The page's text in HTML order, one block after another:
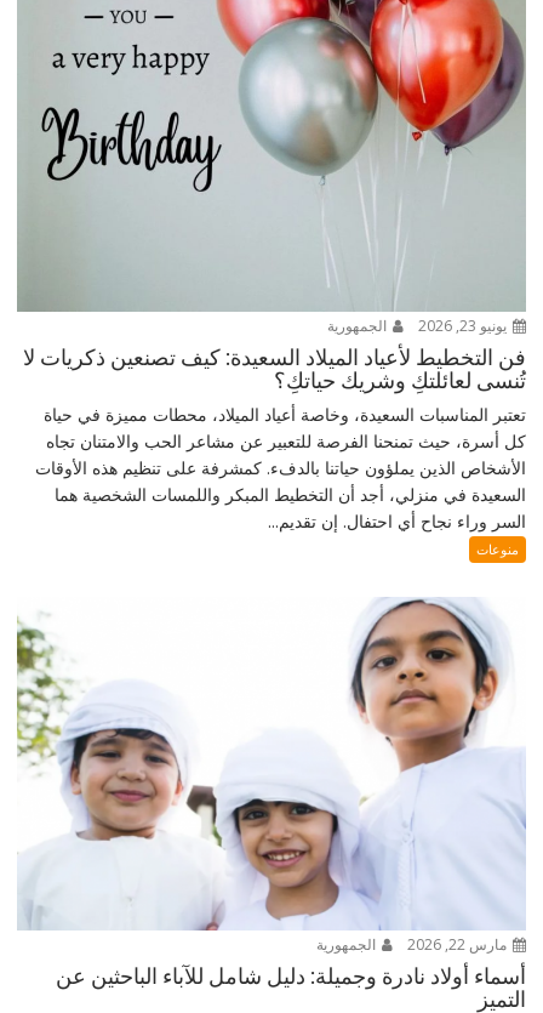
يونيو 23, 2026 الجمهورية
فن التخطيط لأعياد الميلاد السعيدة: كيف تصنعين ذكريات لا
تُنسى لعائلتكِ وشريك حياتكِ؟
تعتبر المناسبات السعيدة، وخاصة أعياد الميلاد، محطات مميزة في حياة
كل أسرة، حيث تمنحنا الفرصة للتعبير عن مشاعر الحب والامتنان تجاه
الأشخاص الذين يملؤون حياتنا بالدفء. كمشرفة على تنظيم هذه الأوقات
السعيدة في منزلي، أجد أن التخطيط المبكر واللمسات الشخصية هما
السر وراء نجاح أي احتفال. إن تقديم...
منوعات
مارس 22, 2026 الجمهورية
أسماء أولاد نادرة وجميلة: دليل شامل للآباء الباحثين عن
التميز